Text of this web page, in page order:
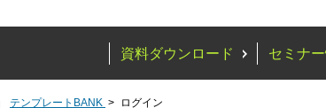
資料ダウンロード セミナ
テンプレートBANK ログイン